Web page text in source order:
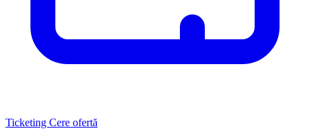
Ticketing Cere ofertă